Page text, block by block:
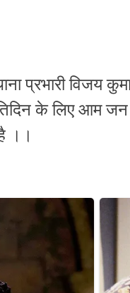
प्रभारी विजय
के लिए आम
।।